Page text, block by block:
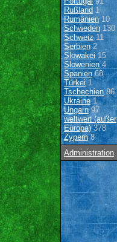
Rußland 1
Rumänien10
Schweden 130
Schweiz11
Serbien2
Slowakei15
Slowenien4
Spanien68
Türkei1
Tschechien 86
Ukraine1
Ungarn97
weltweit (außer
Europa)378
Zypern8
Administration